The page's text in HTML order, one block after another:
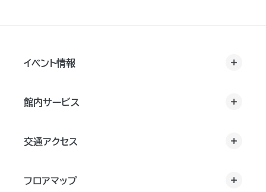
イベント情報
館内サービス
交通アクセス
フロアマップ